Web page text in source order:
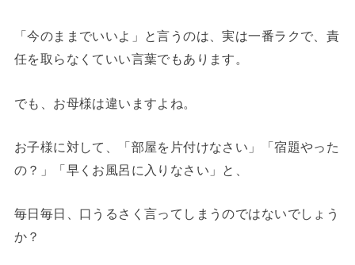
「今のままでいいよ」と言うのは、実は一番ラクで、責
任を取らなくていい言葉でもあります。
でも、お母様は違いますよね。
お子様に対して、「部屋を片付けなさい」「宿題やった
の？」「早くお風呂に入りなさい」と、
毎日毎日、口うるさく言ってしまうのではないでしょう
か？